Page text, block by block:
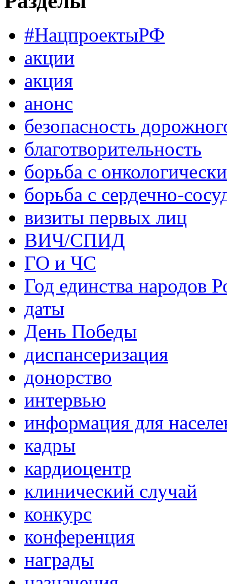
#НацпроектыРФ
акции
акция
анонс
безопасность
благотворительность
борьба с
борьба с сердечно-
визиты первых лиц
ВИЧ/СПИД
ГО и ЧС
Год единства народов
даты
День Победы
диспансеризация
донорство
интервью
информация для
кадры
кардиоцентр
клинический случай
конкурс
конференция
награды